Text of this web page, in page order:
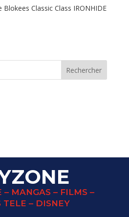
Blokees Classic Class IRONHIDE
– MANGAS – FILMS –
TELE – DISNEY